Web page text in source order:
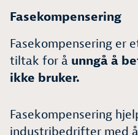
Fasekompensering
Fasekompensering er
tiltak for å unngå å
ikke bruker.
Fasekompensering
industribedrifter med